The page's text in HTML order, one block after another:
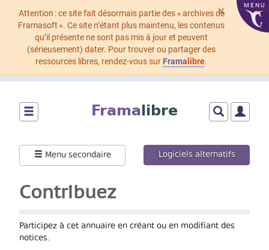
×
Attention : ce site fait désormais partie des « archives de
Framasoft ». Ce site n’étant plus maintenu, les contenus
qu’il présente ne sont pas mis à jour et peuvent
(sérieusement) dater. Pour trouver ou partager des
ressources libres, rendez-vous sur Frama libre.
MENU
contenu
principal
Framalibre
menu
menu
formulaire
Menu secondaire Logiciels alternatifs
Contribuez
Participez à cet annuaire en créant ou en modifiant des
notices.